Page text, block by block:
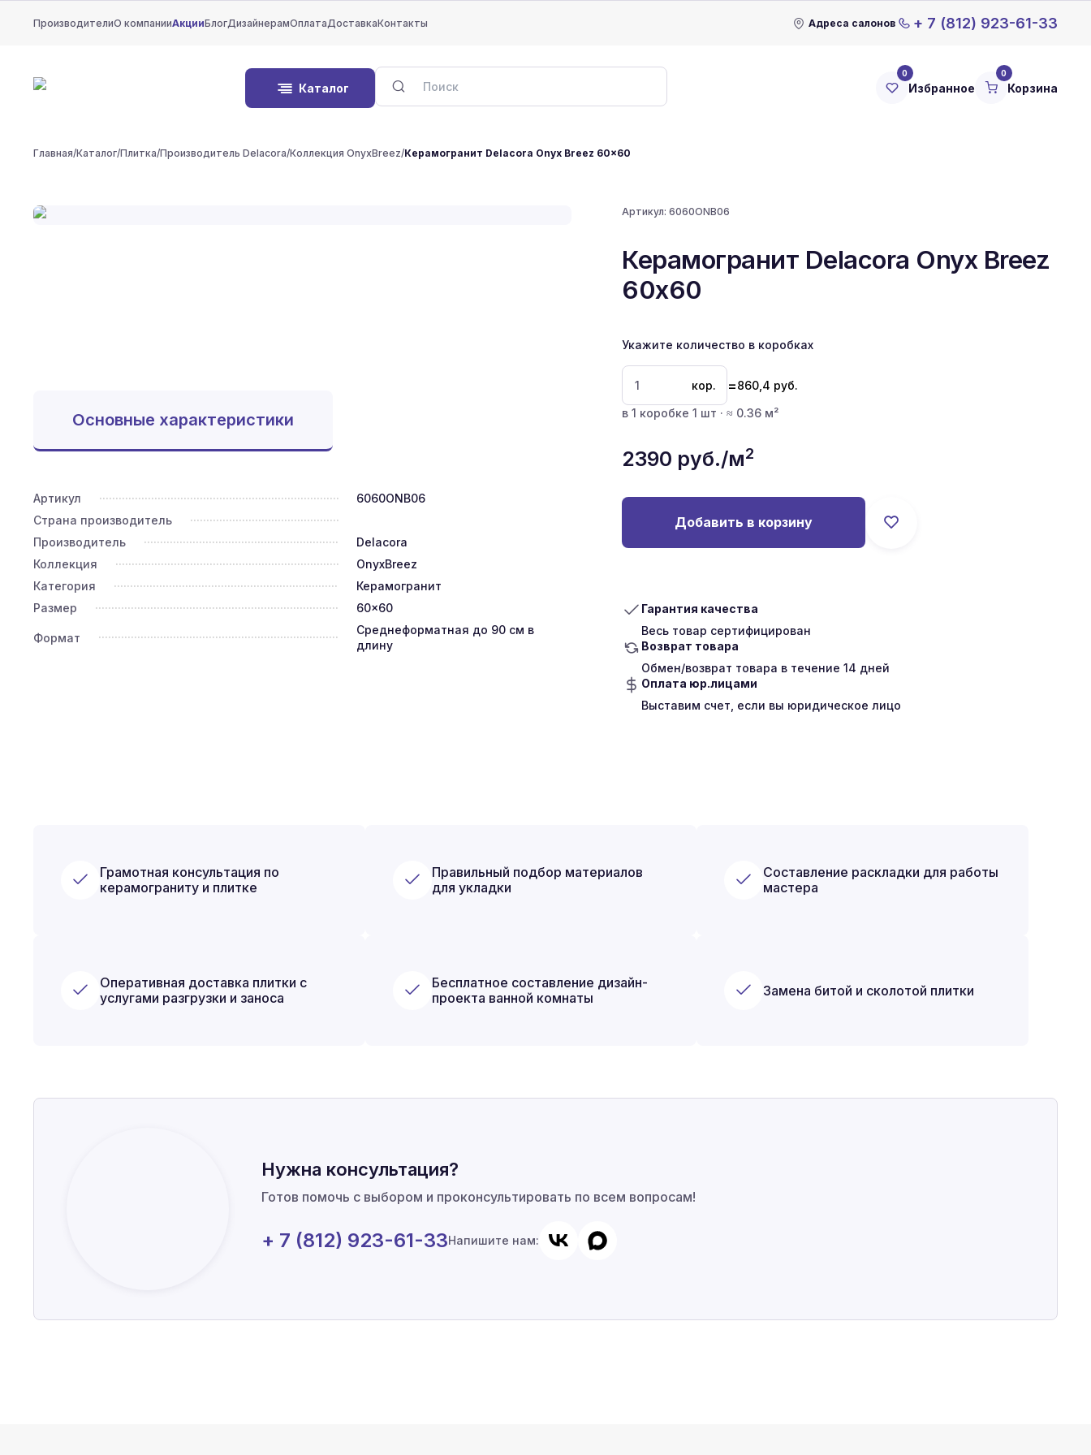
ПроизводителиО компанииАкцииБлогДизайнерамОплатаДоставкаКонтакты Адреса салонов + 7 (812) 923-61-33
Каталог
0
Избранное
0
Корзина
Главная/Каталог/Плитка/Производитель Delacora/Коллекция OnyxBreez/Керамогранит Delacora Onyx Breez 60x60
Артикул:6060ONB06
Керамогранит Delacora Onyx Breez
60x60
Укажите количество в коробках
кор. =860,4 руб.
в 1 коробке 1 шт · ≈ 0.36 м²
2390 руб./м2
Добавить в корзину
Гарантия качества
Весь товар сертифицирован
Возврат товара
Обмен/возврат товара в течение 14 дней
Оплата юр.лицами
Выставим счет, если вы юридическое лицо
Основные характеристики
Артикул
6060ONB06
Страна производитель
Производитель
Delacora
Коллекция
OnyxBreez
Категория
Керамогранит
Размер
60x60
Формат
Среднеформатная до 90 см в
длину
Грамотная консультация по
керамограниту и плитке
Правильный подбор материалов
для укладки
Составление раскладки для работы
мастера
Оперативная доставка плитки с
услугами разгрузки и заноса
Бесплатное составление дизайн-
проекта ванной комнаты
Замена битой и сколотой плитки
Нужна консультация?
Готов помочь с выбором и проконсультировать по всем вопросам!
+ 7 (812) 923-61-33Напишите нам: